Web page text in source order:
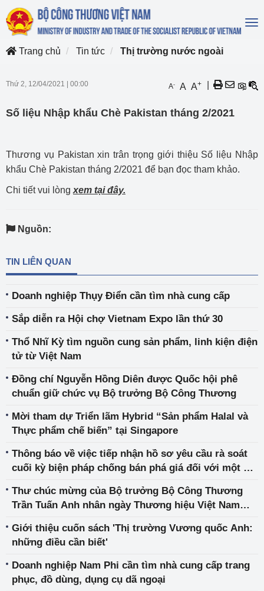
Trang chủ
Tin tức Thị trường nước ngoài
Thứ 2, 12/04/2021 00:00 A- A A+
Số liệu Nhập khẩu Chè Pakistan tháng 2/2021
Thương vụ Pakistan xin trân trọng giới thiệu Số liệu Nhập
khẩu Chè Pakistan tháng 2/2021 để bạn đọc tham khảo.
Chi tiết vui lòng xem tại đây.
Nguồn:
TIN LIÊN QUAN
Doanh nghiệp Thụy Điển cần tìm nhà cung cấp
Sắp diễn ra Hội chợ Vietnam Expo lần thứ 30
Thổ Nhĩ Kỳ tìm nguồn cung sản phẩm, linh kiện điện
tử từ Việt Nam
Đồng chí Nguyễn Hồng Diên được Quốc hội phê
chuẩn giữ chức vụ Bộ trưởng Bộ Công Thương
Mời tham dự Triển lãm Hybrid “Sản phẩm Halal và
Thực phẩm chế biến” tại Singapore
Thông báo về việc tiếp nhận hồ sơ yêu cầu rà soát
cuối kỳ biện pháp chống bán phá giá đối với một số
Quốc nhập khẩu vào Việt Nam
Thư chúc mừng của Bộ trưởng Bộ Công Thương
Trần Tuấn Anh nhân ngày Thương hiệu Việt Nam
Giới thiệu cuốn sách 'Thị trường Vương quốc Anh:
những điều cần biết'
Doanh nghiệp Nam Phi cần tìm nhà cung cấp trang
phục, đồ dùng, dụng cụ dã ngoại